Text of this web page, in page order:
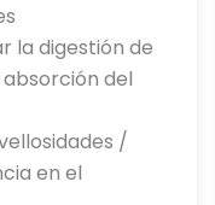
la digestión de
del
/
en el